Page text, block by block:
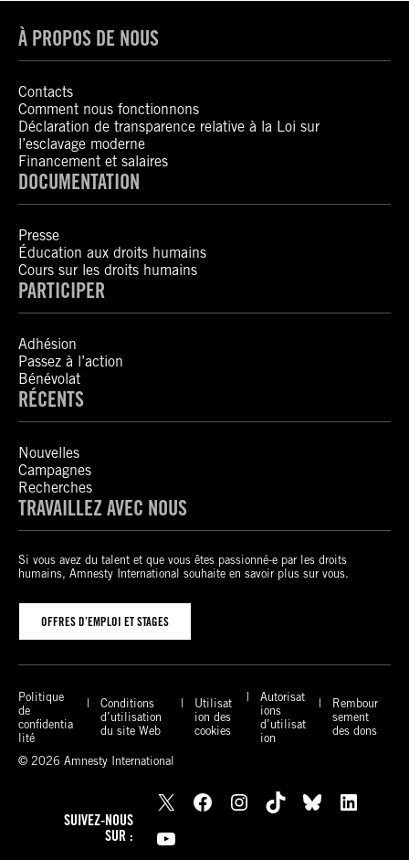
À PROPOS DE NOUS
Contacts
Comment nous fonctionnons
Déclaration de transparence relative à la Loi sur
l’esclavage moderne
Financement et salaires
DOCUMENTATION
Presse
Éducation aux droits humains
Cours sur les droits humains
PARTICIPER
Adhésion
Passez à l’action
Bénévolat
RÉCENTS
Nouvelles
Campagnes
Recherches
TRAVAILLEZ AVEC NOUS
Si vous avez du talent et que vous êtes passionné-e par les droits
humains, Amnesty International souhaite en savoir plus sur vous.
OFFRES D’EMPLOI ET STAGES
Politique
de
confidentia
lité
Conditions
d’utilisation
du site Web
Utilisat
ion des
cookies
Autorisat
ions
d’utilisat
ion
Rembour
sement
des dons
© 2026 Amnesty International
SUIVEZ-NOUS
SUR :
X Facebook Instagram TikTok Bluesky
LinkedIn
YouTube